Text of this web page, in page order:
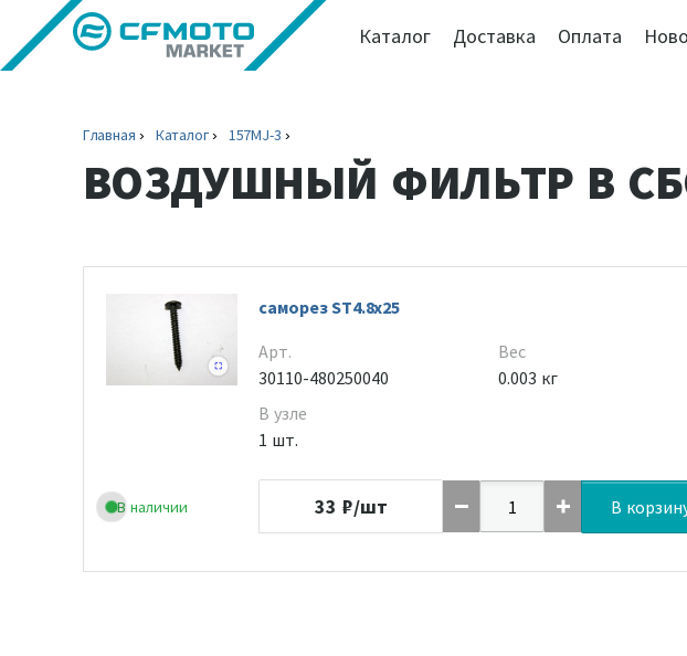
Каталог Доставка Оплата
Главная Каталог 157MJ-3
ВОЗДУШНЫЙ ФИЛЬТР В
В наличии
саморез ST4.8x25
Арт.
30110-480250040
В узле
1 шт.
Вес
0.003 кг
33 ₽/шт В